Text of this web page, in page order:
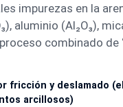
impurezas en la
aluminio (Al₂O₃),
combinado
fricción y deslamado
arcillosos)